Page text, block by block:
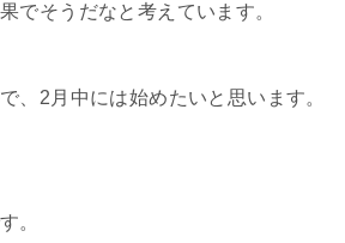
でそうだなと考えています。
、2月中には始めたいと思います。
。